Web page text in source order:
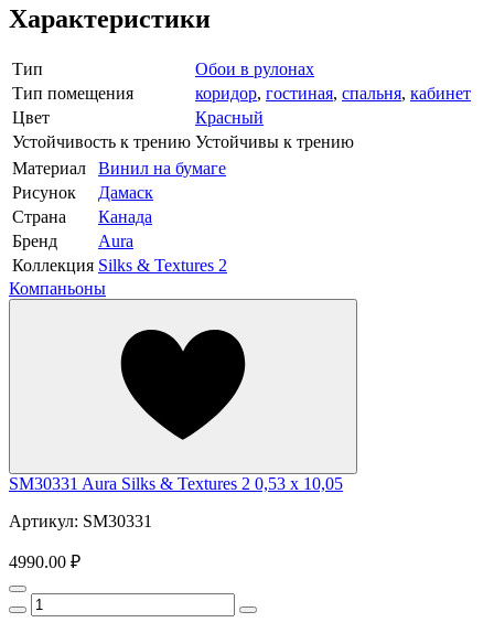
Характеристики
Тип
Обои в рулонах
Тип помещения
коридор, гостиная, спальня, кабинет
Цвет
Красный
Устойчивость к трению Устойчивы к трению
Материал
Винил на бумаге
Рисунок
Дамаск
Страна
Канада
Бренд
Aura
Коллекция Silks & Textures 2
Компаньоны
SM30331 Aura Silks & Textures 2 0,53 x 10,05
Артикул: SM30331
4990.00 ₽